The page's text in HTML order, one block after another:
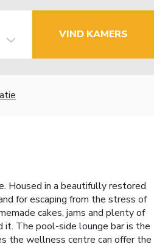
VIND KAMERS
Housed in a beautifully restored
for escaping from the stress of
cakes, jams and plenty of
it. The pool-side lounge bar is the
the wellness centre can offer the